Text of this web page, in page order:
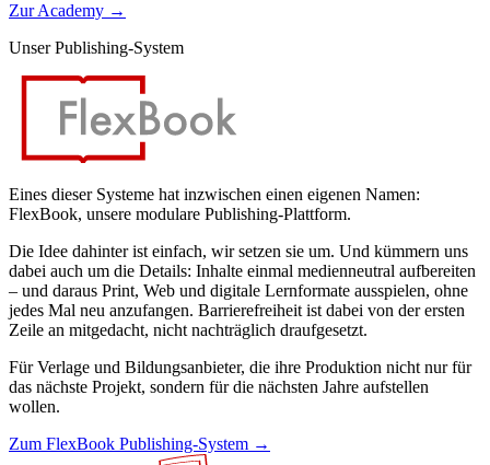
Zur Academy →
Unser Publishing-System
Eines dieser Systeme hat inzwischen einen eigenen Namen:
FlexBook, unsere modulare Publishing-Plattform.
Die Idee dahinter ist einfach, wir setzen sie um. Und kümmern uns
dabei auch um die Details: Inhalte einmal medienneutral aufbereiten
– und daraus Print, Web und digitale Lernformate ausspielen, ohne
jedes Mal neu anzufangen. Barrierefreiheit ist dabei von der ersten
Zeile an mitgedacht, nicht nachträglich draufgesetzt.
Für Verlage und Bildungsanbieter, die ihre Produktion nicht nur für
das nächste Projekt, sondern für die nächsten Jahre aufstellen
wollen.
Zum FlexBook Publishing-System →